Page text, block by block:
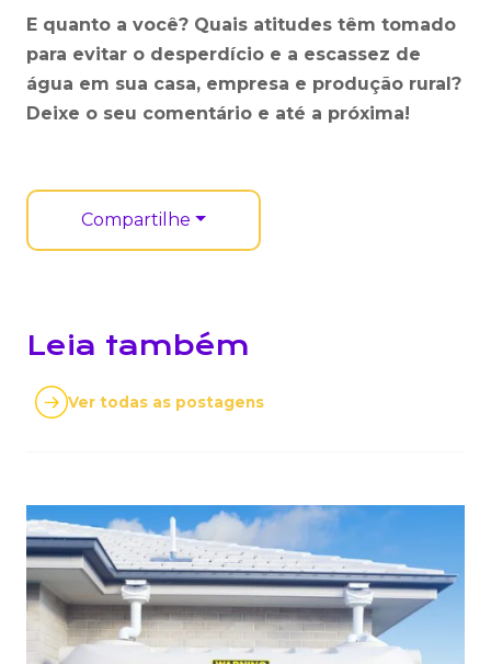
E quanto a você? Quais atitudes têm tomado
para evitar o desperdício e a escassez de
água em sua casa, empresa e produção rural?
Deixe o seu comentário e até a próxima!
Compartilhe
Leia também
Ver todas as postagens